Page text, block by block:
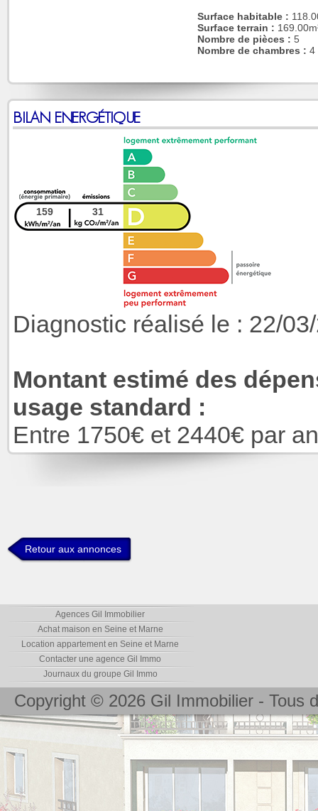
Surface habitable :
Surface terrain :
Nombre de pièces : 5
Nombre de chambres : 4
BILAN ENERGÉTIQUE
159 31
Diagnostic réalisé le : 22/
Montant estimé des
usage standard :
Entre 1750€ et 2440€ par an
Retour aux annonces
Agences Gil Immobilier
Achat maison en Seine et Marne
Location appartement en Seine et Marne
Contacter une agence Gil Immo
Journaux du groupe Gil Immo
Copyright © 2026 Gil Immobilier - Tous